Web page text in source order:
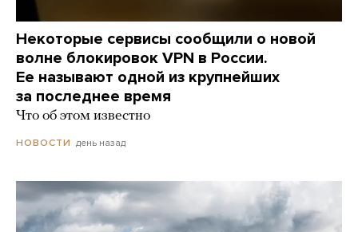
Некоторые сервисы сообщили о новой
волне блокировок VPN в России.
Ее называют одной из крупнейших
за последнее время
Что об этом известно
НОВОСТИ день назад